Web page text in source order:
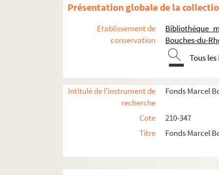
Présentation globale de la
Etablissement de
conservation
Bibliothèque
Bouches-du-
Tous
Intitulé de l'instrument de
recherche
Fonds Marcel
Cote
210-347
Titre
Fonds Marcel